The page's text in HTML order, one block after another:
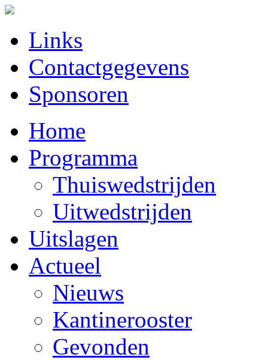
Links
Contactgegevens
Sponsoren
Home
Programma
Thuiswedstrijden
Uitwedstrijden
Uitslagen
Actueel
Nieuws
Kantinerooster
Gevonden